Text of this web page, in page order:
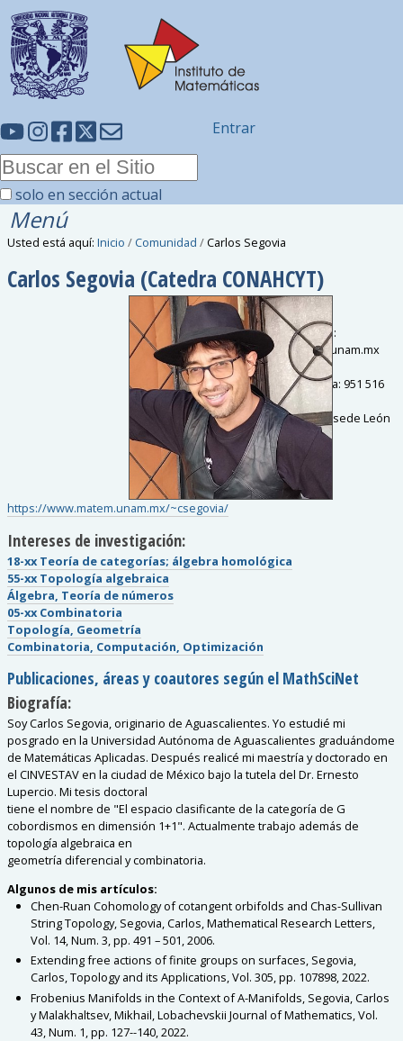
solo en sección actual
Entrar
Menú
Usted está aquí: Inicio / Comunidad /Carlos Segovia
Carlos Segovia (Catedra CONAHCYT)
Correo electrónico:
csegovia
@matem.unam.mx
Sede:Oaxaca
Teléfono de oficina: 951 516
0541 ext. 540
Cubículo:4 - UOIM sede León
Sitios Web
https://www.matem.unam.mx/~csegovia/
Intereses de investigación:
18-xx Teoría de categorías; álgebra homológica
55-xx Topología algebraica
Álgebra, Teoría de números
05-xx Combinatoria
Topología, Geometría
Combinatoria, Computación, Optimización
Publicaciones, áreas y coautores según el MathSciNet
Biografía:
Soy Carlos Segovia, originario de Aguascalientes. Yo estudié mi
posgrado en laUniversidad Autónoma de Aguascalientes graduándome
de Matemáticas Aplicadas.Después realicé mi maestría y doctorado en
el CINVESTAV en la ciudad deMéxico bajo la tutela del Dr. Ernesto
Lupercio. Mi tesis doctoral
tiene el nombre de "El espacio clasificante de la categoría de G
cobordismosen dimensión 1+1". Actualmente trabajo además de
topología algebraica en
geometría diferencial y combinatoria.
Algunos de mis artículos:
Chen-Ruan Cohomology of cotangent orbifolds and Chas-Sullivan
String Topology, Segovia, Carlos, Mathematical Research Letters,
Vol. 14, Num. 3, pp. 491 – 501, 2006.
Extending free actions of finite groups on surfaces, Segovia,
Carlos, Topology and its Applications, Vol. 305, pp. 107898, 2022.
Frobenius Manifolds in the Context of A-Manifolds, Segovia, Carlos
y Malakhaltsev, Mikhail, Lobachevskii Journal of Mathematics, Vol.
43, Num. 1, pp. 127--140, 2022.